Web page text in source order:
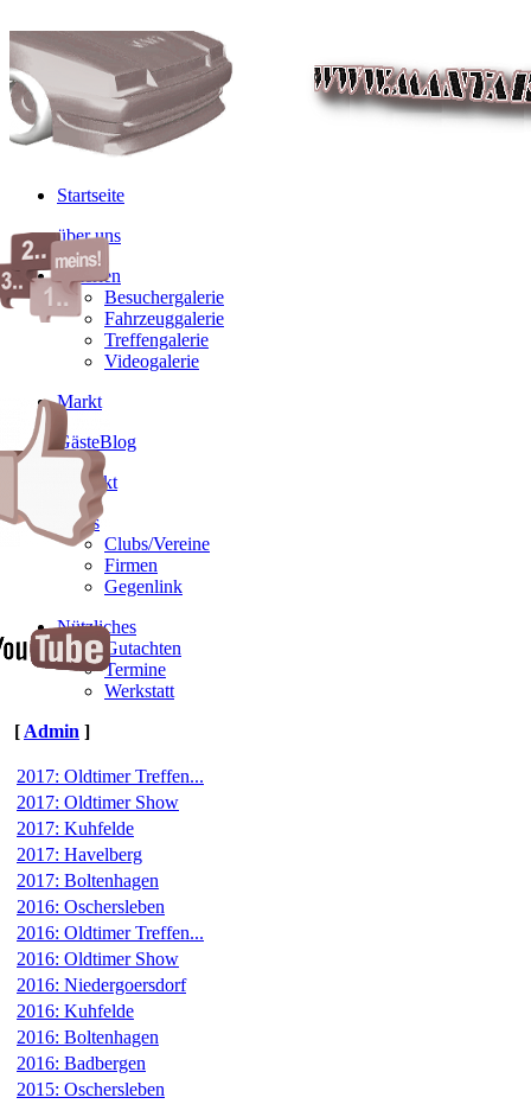
Startseite
über uns
Galerien
Besuchergalerie
Fahrzeuggalerie
Treffengalerie
Videogalerie
Markt
GästeBlog
Kontakt
Links
Clubs/Vereine
Firmen
Gegenlink
Nützliches
Gutachten
Termine
Werkstatt
[ Admin ]
2017: Oldtimer Treffen...
2017: Oldtimer Show
2017: Kuhfelde
2017: Havelberg
2017: Boltenhagen
2016: Oschersleben
2016: Oldtimer Treffen...
2016: Oldtimer Show
2016: Niedergoersdorf
2016: Kuhfelde
2016: Boltenhagen
2016: Badbergen
2015: Oschersleben